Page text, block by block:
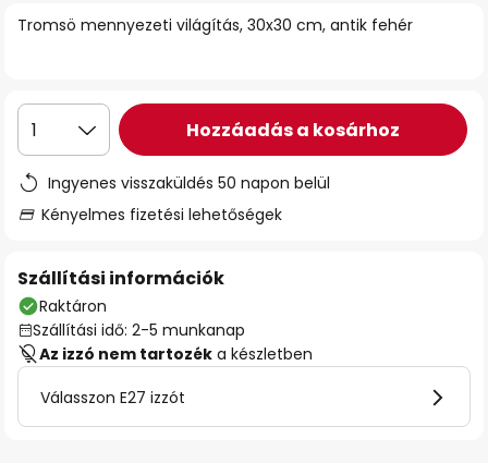
Tromsö mennyezeti világítás, 30x30 cm, antik fehér
1 Hozzáadás a kosárhoz
Ingyenes visszaküldés 50 napon belül
Kényelmes fizetési lehetőségek
Szállítási információk
Raktáron
Szállítási idő: 2-5 munkanap
Az izzó nem tartozék a készletben
Válasszon E27 izzót